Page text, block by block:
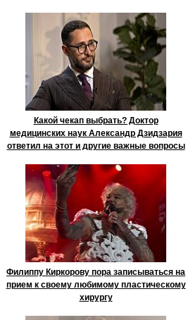
Какой чекап выбрать? Доктор
медицинских наук Александр Дзидзария
ответил на этот и другие важные вопросы
Филиппу Киркорову пора записываться на
прием к своему любимому пластическому
хирургу